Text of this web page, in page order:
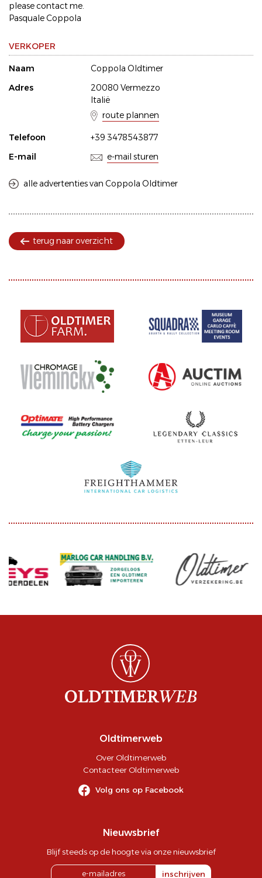
please contact me.
Pasquale Coppola
VERKOPER
Naam
Coppola Oldtimer
Adres
20080 Vermezzo
Italië
route plannen
Telefoon
+39 3478543877
E-mail
e-mail sturen
alle advertenties van Coppola Oldtimer
terug naar overzicht
Oldtimerweb
Over Oldtimerweb
Contacteer Oldtimerweb
Volg ons op Facebook
Nieuwsbrief
Blijf steeds op de hoogte via onze nieuwsbrief
inschrijven